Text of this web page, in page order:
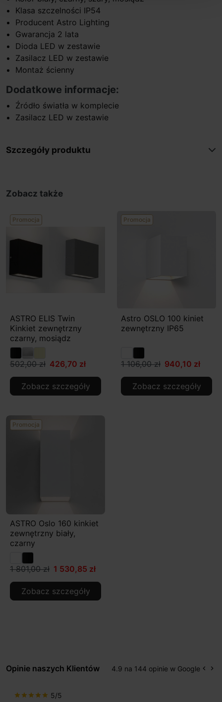
Klasa szczelności IP54
Producent Astro Lighting
Gwarancja 2 lata
Dioda LED w zestawie
Zasilacz LED w zestawie
Montaż ścienny
Dodatkowe informacje:
Źródło światła w komplecie
Zasilacz LED w zestawie
Szczegóły produktu
Zobacz także
Promocja
ASTRO ELIS Twin
Kinkiet zewnętrzny
czarny, mosiądz
502,00 zł 426,70 zł
Zobacz szczegóły
Promocja
Astro OSLO 100 kiniet
zewnętrzny IP65
1 106,00 zł 940,10 zł
Zobacz szczegóły
Promocja
ASTRO Oslo 160 kinkiet
zewnętrzny biały,
czarny
1 801,00 zł 1 530,85 zł
Zobacz szczegóły
Opinie naszych Klientów 4.9 na 144 opinie w Google keyboard_arrow_left keyboard_arrow_right
star star star star star 5/5